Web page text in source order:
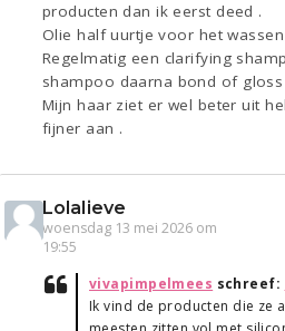
producten dan ik eerst deed .
Olie half uurtje voor het wassen
Regelmatig een clarifying
shampoo daarna bond of
Mijn haar ziet er wel beter uit
fijner aan .
Lolalieve
woensdag 13 mei 2026 om
19:55
vivapimpelmees schreef:
Ik vind de producten die ze